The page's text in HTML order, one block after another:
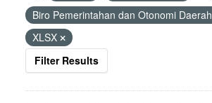
Biro Pemerintahan dan Otonomi Daerah
XLSX
Filter Results